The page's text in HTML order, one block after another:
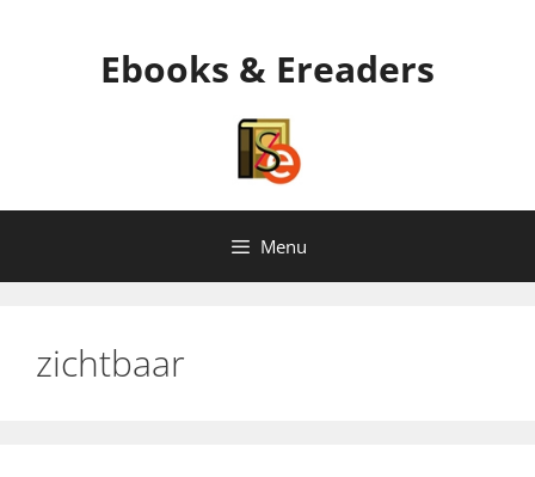
Ebooks & Ereaders
Menu
zichtbaar